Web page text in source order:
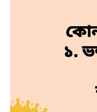
উৎসর্গ: বরেণ্য বাঙালি শিল্পাচার্য